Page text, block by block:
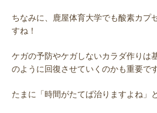
ちなみに、鹿屋体育大学でも酸素カプ
すね！
ケガの予防やケガしないカラダ作りは
のように回復させていくのかも重要です
たまに「時間がたてば治りますよね」